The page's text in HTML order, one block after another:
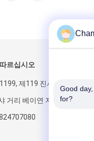
르십시오
제119 진샤저우 도로
거리 베이연 지역 광저우
Good
for?